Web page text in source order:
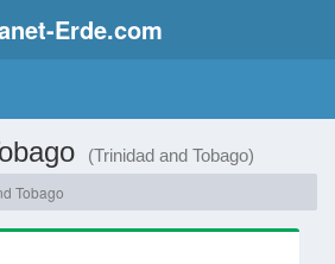
Erde.com
(Trinidad and Tobago)
Tobago